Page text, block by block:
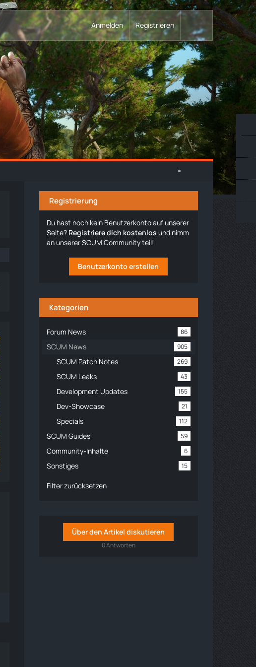
Anmelden Registrieren
Registrierung
Du hast noch kein Benutzerkonto auf unserer
Seite? Registriere dich kostenlos und nimm
an unserer SCUM Community teil!
Benutzerkonto erstellen
Kategorien
Forum News 86
SCUM News 905
SCUM Patch Notes 269
SCUM Leaks 43
Development Updates 155
Dev-Showcase 21
Specials 112
SCUM Guides 59
Community-Inhalte 6
Sonstiges 15
Filter zurücksetzen
Über den Artikel diskutieren
0 Antworten